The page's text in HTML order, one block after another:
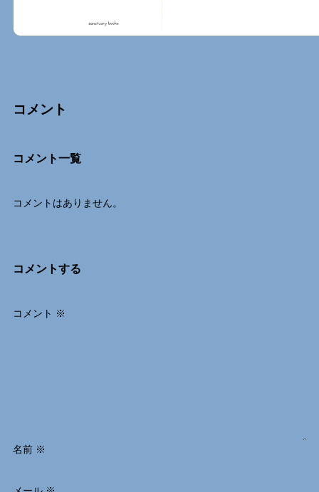
コメント
コメント一覧
コメントはありません。
コメントする
コメント ※
名前 ※